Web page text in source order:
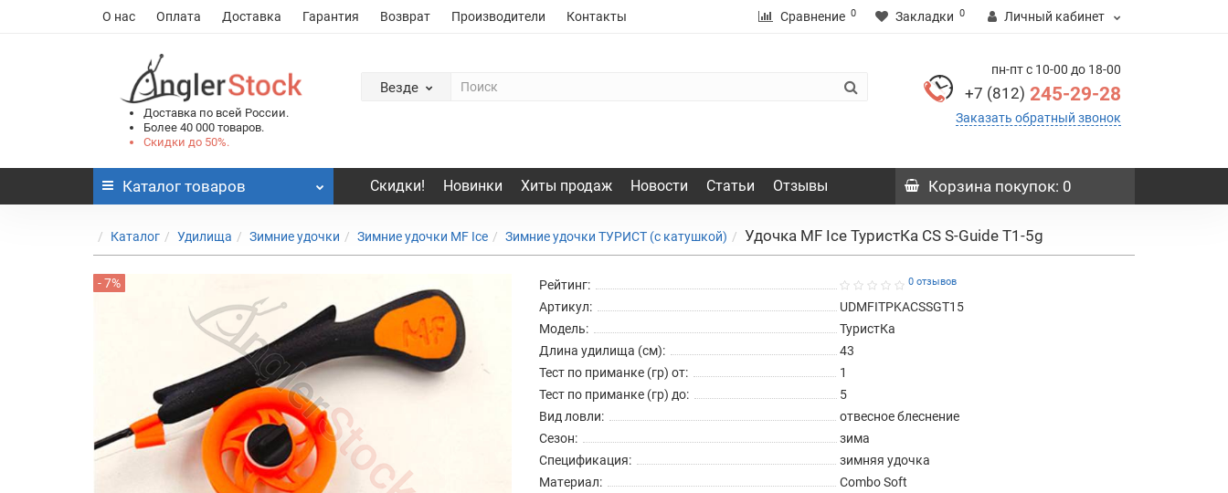
О нас Оплата Доставка Гарантия Возврат Производители Контакты Сравнение 0 Закладки 0 Личный кабинет
Доставка по всей России.
Более 40 000 товаров.
Скидки до 50%.
Везде
пн-пт с 10-00 до 18-00
+7 (812) 245-29-28
Заказать обратный звонок
Каталог товаров Скидки! Новинки Хиты продаж Новости Статьи Отзывы Корзина покупок: 0
Каталог Удилища Зимние удочки Зимние удочки MF Ice Зимние удочки ТУРИСТ (с катушкой) Удочка MF Ice ТуристКа CS S-Guide T1-5g
- 7% Рейтинг: 0 отзывов
Артикул:
UDMFITPKACSSGT15
Модель:
ТуристКа
Длина удилища (см):
43
Тест по приманке (гр) от:
1
Тест по приманке (гр) до:
5
Вид ловли:
отвесное блеснение
Сезон:
зима
Спецификация:
зимняя удочка
Материал:
Combo Soft